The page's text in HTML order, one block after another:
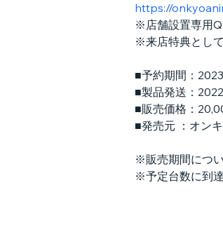
https://
※店舗設置専用
※来店特典とし
■予約期間：
■製品発送：
■販売価格：
■発売元 ：オン
※販売期間につ
※予定台数に到